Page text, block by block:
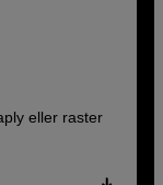
eller raster